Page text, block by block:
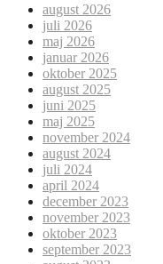
august 2026
juli 2026
maj 2026
januar 2026
oktober 2025
august 2025
juni 2025
maj 2025
november 2024
august 2024
juli 2024
april 2024
december 2023
november 2023
oktober 2023
september 2023